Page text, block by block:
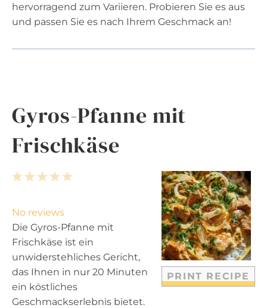
hervorragend zum Variieren. Probieren Sie es aus
und passen Sie es nach Ihrem Geschmack an!
Gyros-Pfanne mit
Frischkäse
PRINT RECIPE
5
a
r
s
4
t
a
r
s
3
t
a
r
s
2
t
a
r
s
1
t
a
r
No reviews
Die Gyros-Pfanne mit
Frischkäse ist ein
unwiderstehliches Gericht,
das Ihnen in nur 20 Minuten
ein köstliches
Geschmackserlebnis bietet.